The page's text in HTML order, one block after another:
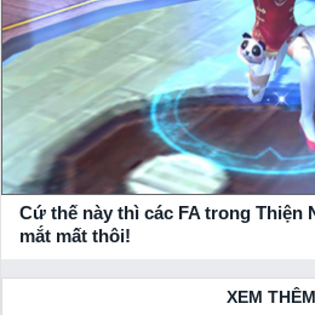
Cứ thế này thì các FA trong
mắt mất thôi!
XEM THÊM